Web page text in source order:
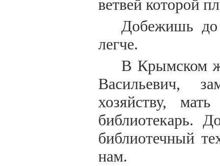
ветвей которой
Добежишь
легче.
В Крымском
Васильевич,
хозяйству,
библиотекарь.
библиотечный
нам.